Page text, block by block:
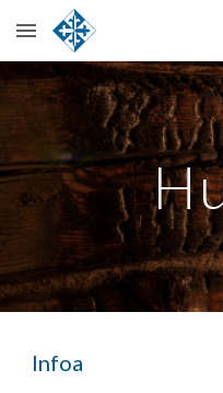
Skip to main content
Infoa